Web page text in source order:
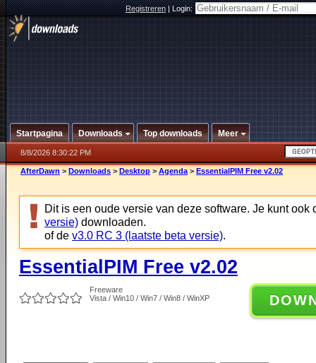
Registreren|Login:
Startpagina Downloads Top downloads Meer
8/8/2026 8:30:22 PM
AfterDawn > Downloads > Desktop > Agenda > EssentialPIM Free v2.02
Dit is een oude versie van deze software. Je kunt ook
versie) downloaden.
of de v3.0 RC 3 (laatste beta versie).
EssentialPIM Free v2.02
Freeware
Vista / Win10 / Win7 / Win8 / WinXP